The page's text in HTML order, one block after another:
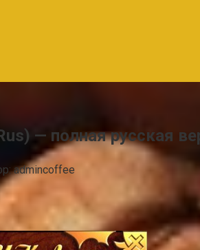
— полная русская
admincoffee